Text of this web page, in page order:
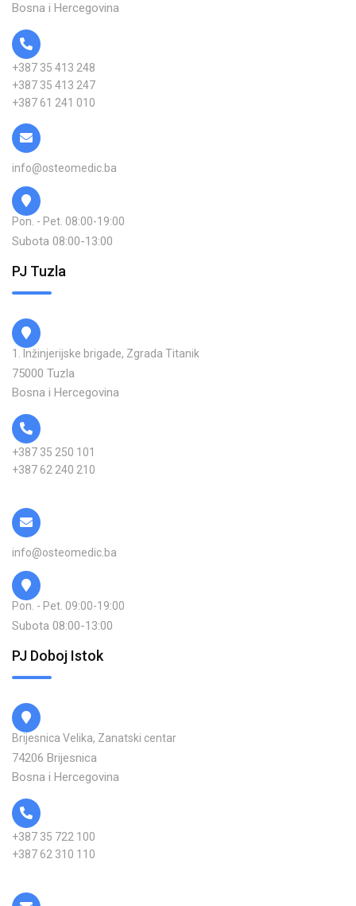
Bosna i Hercegovina
+387 35 413 248
+387 35 413 247
+387 61 241 010
info@osteomedic.ba
Pon. - Pet. 08:00-19:00
Subota 08:00-13:00
PJ Tuzla
1. Inžinjerijske brigade, Zgrada Titanik
75000 Tuzla
Bosna i Hercegovina
+387 35 250 101
+387 62 240 210
info@osteomedic.ba
Pon. - Pet. 09:00-19:00
Subota 08:00-13:00
PJ Doboj Istok
Brijesnica Velika, Zanatski centar
74206 Brijesnica
Bosna i Hercegovina
+387 35 722 100
+387 62 310 110